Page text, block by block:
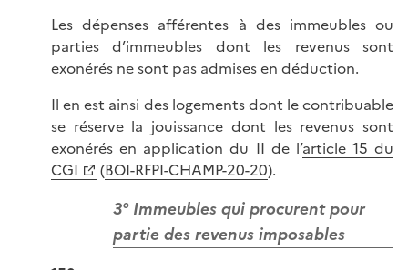
Les dépenses afférentes à des immeubles ou
parties d’immeubles dont les revenus sont
exonérés ne sont pas admises en déduction.
Il en est ainsi des logements dont le contribuable
se réserve la jouissance dont les revenus sont
exonérés en application du II de l’article 15 du
CGI
(BOI-RFPI-CHAMP-20-20).
3° Immeubles qui procurent pour
partie des revenus imposables